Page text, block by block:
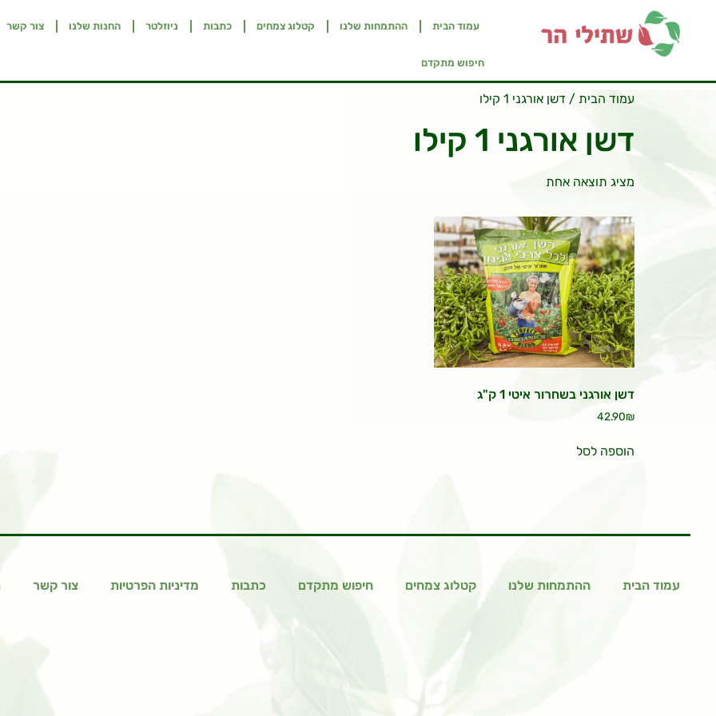
עמוד הבית ההתמחות שלנו קטלוג צמחים כתבות ניוזלטר החנות שלנו צור קשר
חיפוש מתקדם
עמוד הבית / דשן אורגני 1 קילו
דשן אורגני 1 קילו
מציג תוצאה אחת
דשן אורגני בשחרור איטי 1 ק"ג
42.90₪
הוספה לסל
עמוד הבית ההתמחות שלנו קטלוג צמחים חיפוש מתקדם כתבות מדיניות הפרטיות צור קשר